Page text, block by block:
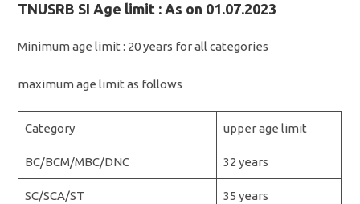
TNUSRB SI Age limit : As on 01.07.2023
Minimum age limit : 20 years for all categories
maximum age limit as follows
Category upper age limit
BC/BCM/MBC/DNC 32 years
SC/SCA/ST 35 years